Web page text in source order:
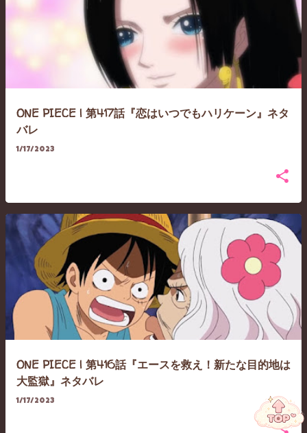
ONE PIECE | 第417話『恋はいつでもハリケーン』ネタ
バレ
1/17/2023
ONE PIECE | 第416話『エースを救え！新たな目的地は
大監獄』ネタバレ
1/17/2023